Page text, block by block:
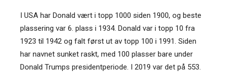
I USA har Donald vært i topp 1000 siden 1900, og beste
plassering var 6. plass i 1934. Donald var i topp 10 fra
1923 til 1942 og falt først ut av topp 100 i 1991. Siden
har navnet sunket raskt, med 100 plasser bare under
Donald Trumps presidentperiode. I 2019 var det på 553.